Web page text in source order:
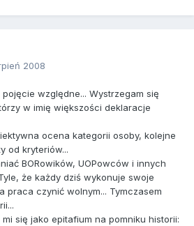
2008
względne... Wystrzegam się
w imię większości deklaracje
ocena kategorii osoby, kolejne
od kryteriów...
BORowików, UOPowców i innych
że każdy dziś wykonuje swoje
praca czynić wolnym... Tymczasem
się jako epitafium na pomniku historii: